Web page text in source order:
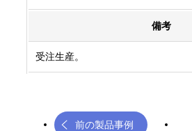
備考
受注生産。
前の製品事例